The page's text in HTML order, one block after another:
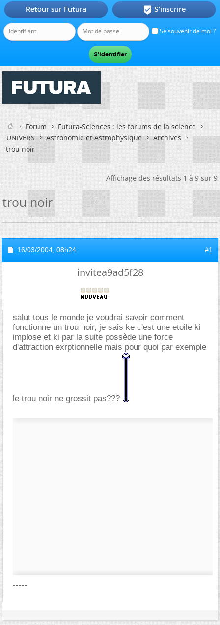
Se souvenir de moi ?
Retour sur Futura  S'inscrire
Forum
Futura-Sciences : les forums de la science
UNIVERS
Astronomie et Astrophysique
Archives
trou noir
Affichage des résultats 1 à 9 sur 9
trou noir
16/03/2004, 08h24 #1
invitea9ad5f28
salut tous le monde je voudrai savoir comment
fonctionne un trou noir, je sais ke c'est une etoile ki
implose et ki par la suite possède une force
d'attraction exrptionnelle mais pour quoi par exemple
le trou noir ne grossit pas???
-----